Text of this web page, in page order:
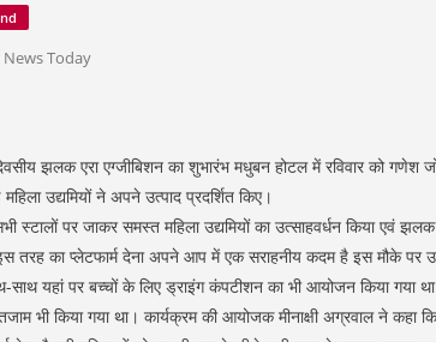
News Today
झलक एरा एग्जीबिशन का शुभारंभ मधुबन होटल में रविवार को गणेश
उद्यमियों ने अपने उत्पाद प्रदर्शित किए।
स्टालों पर जाकर समस्त महिला उद्यमियों का उत्साहवर्धन किया एवं
तरह का प्लेटफार्म देना अपने आप में एक सराहनीय कदम है इस मौके पर
साथ यहां पर बच्चों के लिए ड्राइंग कंपटीशन का भी आयोजन किया
भी किया गया था। कार्यक्रम की आयोजक मीनाक्षी अग्रवाल ने कहा